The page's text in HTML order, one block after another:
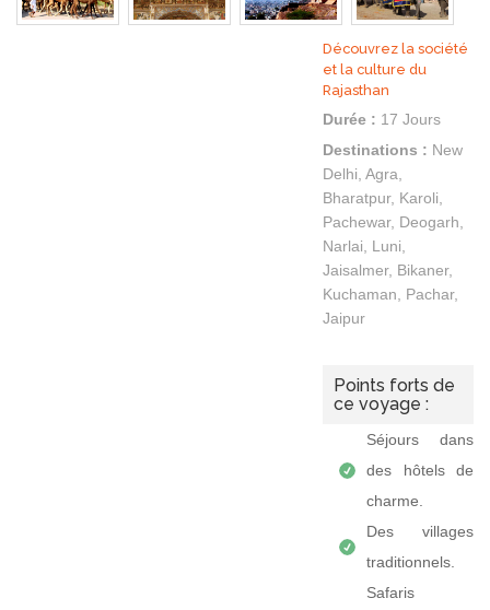
Découvrez la société
et la culture du
Rajasthan
Durée : 17 Jours
Destinations : New
Delhi, Agra,
Bharatpur, Karoli,
Pachewar, Deogarh,
Narlai, Luni,
Jaisalmer, Bikaner,
Kuchaman, Pachar,
Jaipur
Points forts de
ce voyage :
Séjours dans
des hôtels de
charme.
Des villages
traditionnels.
Safaris